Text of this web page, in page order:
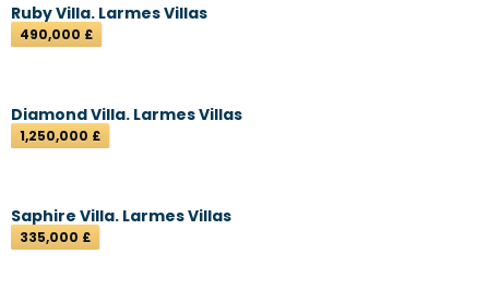
Ruby Villa. Larmes Villas
490,000 £
Diamond Villa. Larmes Villas
1,250,000 £
Saphire Villa. Larmes Villas
335,000 £